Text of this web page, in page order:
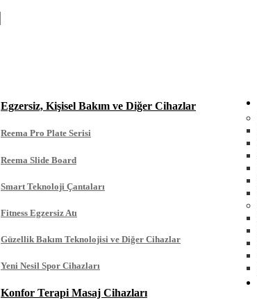
Egzersiz, Kişisel Bakım ve Diğer Cihazlar
Reema Pro Plate Serisi
Reema Slide Board
Smart Teknoloji Çantaları
Fitness Egzersiz Atı
Güzellik Bakım Teknolojisi ve Diğer Cihazlar
Yeni Nesil Spor Cihazları
Konfor Terapi Masaj Cihazları